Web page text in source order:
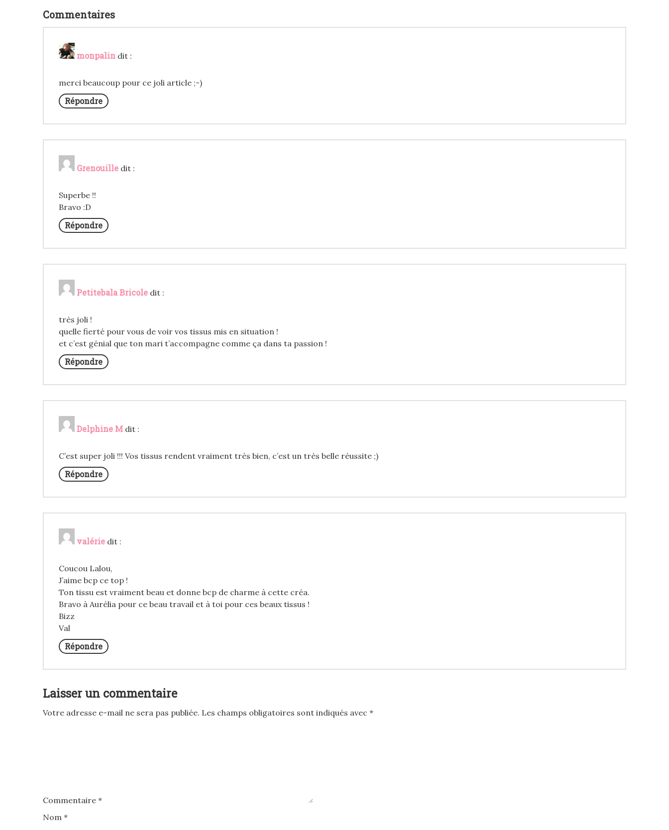
Commentaires
monpalin dit :
merci beaucoup pour ce joli article ;-)
Répondre
Grenouille dit :
Superbe !!
Bravo :D
Répondre
Petitebala Bricole dit :
très joli !
quelle fierté pour vous de voir vos tissus mis en situation !
et c’est génial que ton mari t’accompagne comme ça dans ta passion !
Répondre
Delphine M dit :
C’est super joli !!! Vos tissus rendent vraiment très bien, c’est un très belle réussite ;)
Répondre
valérie dit :
Coucou Lalou,
J’aime bcp ce top !
Ton tissu est vraiment beau et donne bcp de charme à cette créa.
Bravo à Aurélia pour ce beau travail et à toi pour ces beaux tissus !
Bizz
Val
Répondre
Laisser un commentaire
Votre adresse e-mail ne sera pas publiée. Les champs obligatoires sont indiqués avec *
Commentaire *
Nom *